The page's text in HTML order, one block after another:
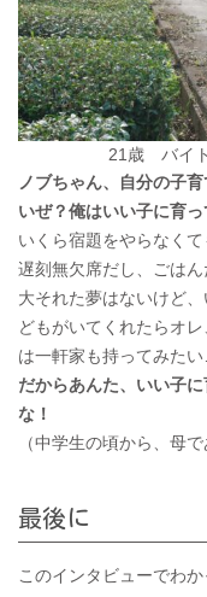
21歳 バイ
ノブちゃん、自分の子
いぜ？俺はいい子に育っ
いくら宿題をやらなく
遅刻無欠席だし、ごは
大それた夢はないけど
どもがいてくれたらオ
は一軒家も持ってみた
だからあんた、いい子
な！
（中学生の頃から、母
最後に
このインタビューでわ